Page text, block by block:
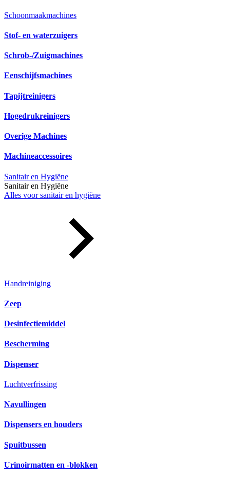
Schoonmaakmachines
Stof- en waterzuigers
Schrob-/Zuigmachines
Eenschijfsmachines
Tapijtreinigers
Hogedrukreinigers
Overige Machines
Machineaccessoires
Sanitair en Hygiëne
Sanitair en Hygiëne
Alles voor sanitair en hygiëne
Handreiniging
Zeep
Desinfectiemiddel
Bescherming
Dispenser
Luchtverfrissing
Navullingen
Dispensers en houders
Spuitbussen
Urinoirmatten en -blokken